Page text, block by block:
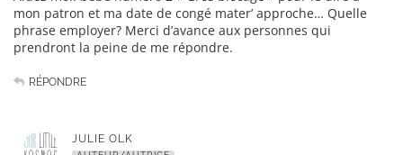
mon patron et ma date de congé mater’ approche… Quelle
phrase employer? Merci d’avance aux personnes qui
prendront la peine de me répondre.
RÉPONDRE
JULIE OLK